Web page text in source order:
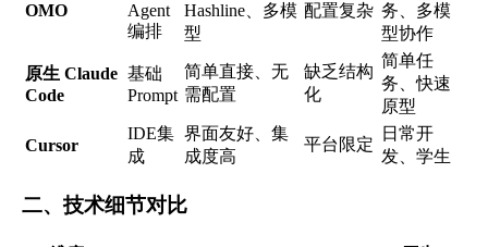
OMO
Agent
编排
Hashline、多模
型
配置复杂 务、多模
型协作
原生 Claude
Code
基础
Prompt
简单直接、无
需配置
缺乏结构
化
简单任
务、快速
原型
Cursor
IDE集
成
界面友好、集
成度高
平台限定
日常开
发、学生
二、技术细节对比